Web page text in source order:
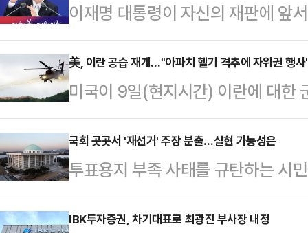
이재명 대통령이 자신의 재판에 앞
분명히 했다. 그는 8일 취임 1주년
대로 하면 된다”며 “잘못됐으면 취
했다. 그럴듯한 말이다. 그런데 옳
상 규명은 해야 되겠다. 객관적으로
주장했다. 그러니까 법원의 판단을
법하고 합리적인 절차다. 그런데 그
격 받고…
美, 이란 공습 재개…"아파치 헬기 격추에 자위권 행
미국이 9일(현지시간) 이란에 대한
급격히 악화되고 있다.로이터통신
이날 오후 5시쯤 이란 내 군사 목표
다. 미국 정부는 이번 공격이 이란
64 아파치 공격헬기를 격추한 데
널드 트럼프 미국 대통령은 이란이
국회 곳곳서 '재선거' 주장 분출…실현 가능성은
투표용지 부족 사태를 규탄하는 시
동참하면서 재선거 실현 가능성에
주장대로 공직선거법을 개정한 뒤
IBK투자증권, 차기대표로 최광진 부사장 내정